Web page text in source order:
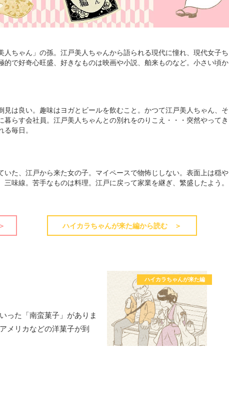
人ちゃん」の孫。江戸美人ちゃんから語られる現代に憧れ、現代女子ち
的で好奇心旺盛、好きなものは映画や小説、舶来ものなど。小さい頃か
見は良い。趣味はヨガとビールを飲むこと。かつて江戸美人ちゃん、そ
暮らす会社員。江戸美人ちゃんとの別れをのりこえ・・・突然やってき
毎日。
いた、江戸から来た女の子。マイペースで物怖じしない。表面上は穏や
味線。苦手なものは料理。江戸に戻って家業を継ぎ、繁盛したよう。
ハイカラちゃんが来た編から読む ＞
った「南蛮菓子」がありま
メリカなどの洋菓子が到